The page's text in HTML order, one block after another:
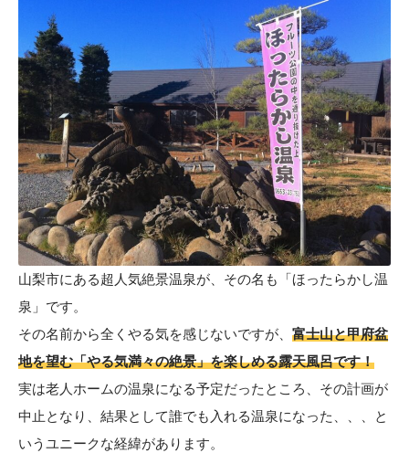
山梨市にある超人気絶景温泉が、その名も
「ほったらかし温
泉」 です。
その名前から全くやる気を感じないですが、 富士山と甲府盆
地を望む「やる気満々の絶景」を楽しめる露天風呂です！
実は老人ホームの温泉になる予定だったところ、その計画が
中止となり、結果として誰でも入れる温泉になった、、、と
いうユニークな経緯があります。